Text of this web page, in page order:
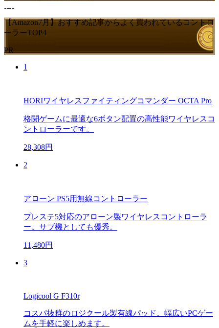
【Amazon7月】おすすめ記事からよく買われているコントロ
ーラーTOP4
PR
1
HORIワイヤレスファイティングコマンダー OCTA Pro
格闘ゲームに最適な6ボタン配置の高性能ワイヤレスコ
ントローラーです。
28,308円
2
アローン PS5用無線コントローラー
プレステ5対応のアローン製ワイヤレスコントローラ
ー。サブ機としても優秀。
11,480円
3
Logicool G F310r
コスパ抜群のロジクール製有線パッド。幅広いPCゲー
ムを手軽に楽しめます。